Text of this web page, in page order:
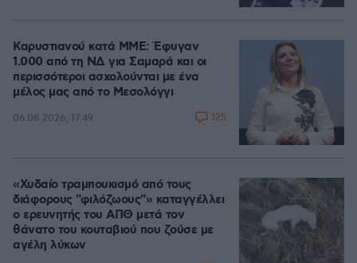
Καρυστιανού κατά ΜΜΕ: Έφυγαν
1.000 από τη ΝΔ για Σαμαρά και οι
περισσότεροι ασχολούνται με ένα
μέλος μας από το Μεσολόγγι
06.08.2026, 17:49 125
«Χυδαίο τραμπουκισμό από τους
διάφορους "φιλόζωους"» καταγγέλλει
ο ερευνητής του ΑΠΘ μετά τον
θάνατο του κουταβιού που ζούσε με
αγέλη λύκων